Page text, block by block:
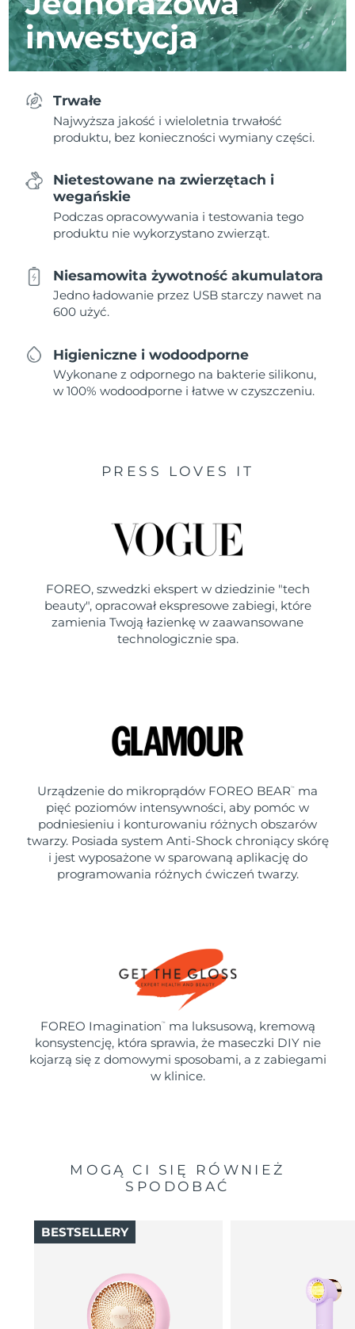
inwestycja
Trwałe
Najwyższa jakość i wieloletnia trwałość
produktu, bez konieczności wymiany części.
Nietestowane na zwierzętach i
wegańskie
Podczas opracowywania i testowania tego
produktu nie wykorzystano zwierząt.
Niesamowita żywotność akumulatora
Jedno ładowanie przez USB starczy nawet na
600 użyć.
Higieniczne i wodoodporne
Wykonane z odpornego na bakterie silikonu,
w 100% wodoodporne i łatwe w czyszczeniu.
PRESS LOVES IT
FOREO, szwedzki ekspert w dziedzinie "tech
beauty", opracował ekspresowe zabiegi, które
zamienia Twoją łazienkę w zaawansowane
technologicznie spa.
Urządzenie do mikroprądów FOREO BEAR ™
ma
pięć poziomów intensywności, aby pomóc w
podniesieniu i konturowaniu różnych obszarów
twarzy. Posiada system Anti-Shock chroniący skórę
i jest wyposażone w sparowaną aplikację do
programowania różnych ćwiczeń twarzy.
FOREO Imagination ™
ma luksusową, kremową
konsystencję, która sprawia, że maseczki DIY nie
kojarzą się z domowymi sposobami, a z zabiegami
w klinice.
MOGĄ CI SIĘ RÓWNIEŻ
SPODOBAĆ
BESTSELLERY